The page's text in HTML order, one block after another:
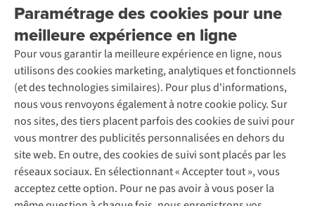
Paramétrage des cookies pour une
meilleure expérience en ligne
Pour vous garantir la meilleure expérience en ligne, nous
utilisons des cookies marketing, analytiques et fonctionnels
(et des technologies similaires). Pour plus d'informations,
nous vous renvoyons également à notre cookie policy. Sur
nos sites, des tiers placent parfois des cookies de suivi pour
vous montrer des publicités personnalisées en dehors du
site web. En outre, des cookies de suivi sont placés par les
réseaux sociaux. En sélectionnant « Accepter tout », vous
acceptez cette option. Pour ne pas avoir à vous poser la
Retourner
Rétractation d'une commande
Entretien & réparations
Garantie
Contactez-nous
Entreprise responsable
À propos d’Ayacucho
Nos magasins
À propos d’A.S.Adventure
Déclaration d'accessibilité
Location / Location sports d’hiver
Seconde-main
Entretien de ski
Service de lavage
Entretien de chaussures
Réparation de chaussures
Réparation de vêtements
Retouches
Pour les entreprises
Découvrez
A.S.Magazine
Explore Camp
Expertise & conseils
Abonnez-vous à la newsletter
Suivez-nous